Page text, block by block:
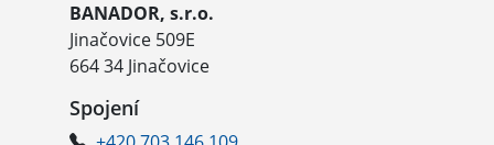
BANADOR, s.r.o.
Jinačovice 509E
664 34 Jinačovice
Spojení